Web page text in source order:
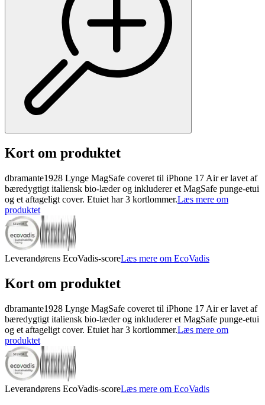
Kort om produktet
dbramante1928 Lynge MagSafe coveret til iPhone 17 Air er lavet af
bæredygtigt italiensk bio-læder og inkluderer et MagSafe punge-etui
og et aftageligt cover. Etuiet har 3 kortlommer.Læs mere om
produktet
Leverandørens EcoVadis-scoreLæs mere om EcoVadis
Kort om produktet
dbramante1928 Lynge MagSafe coveret til iPhone 17 Air er lavet af
bæredygtigt italiensk bio-læder og inkluderer et MagSafe punge-etui
og et aftageligt cover. Etuiet har 3 kortlommer.Læs mere om
produktet
Leverandørens EcoVadis-scoreLæs mere om EcoVadis